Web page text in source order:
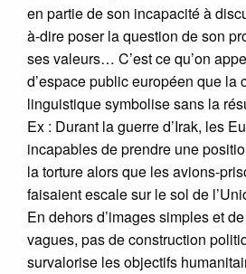
en partie de son incapacité à
à-dire poser la question de son
ses valeurs… C’est ce qu’on
d’espace public européen que la
linguistique symbolise sans la
Ex : Durant la guerre d’Irak, les
incapables de prendre une
la torture alors que les avions-
faisaient escale sur le sol de
En dehors d’images simples et
vagues, pas de construction
survalorise les objectifs